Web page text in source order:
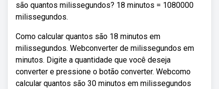
são quantos milissegundos? 18 minutos = 1080000
milissegundos.
Como calcular quantos são 18 minutos em
milissegundos. Webconverter de milissegundos em
minutos. Digite a quantidade que você deseja
converter e pressione o botão converter. Webcomo
calcular quantos são 30 minutos em milissegundos